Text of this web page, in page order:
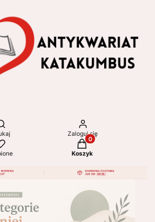
Otwórz wyszukiwarkę
Zaloguj się
Produkty w koszyku:
Koszyk